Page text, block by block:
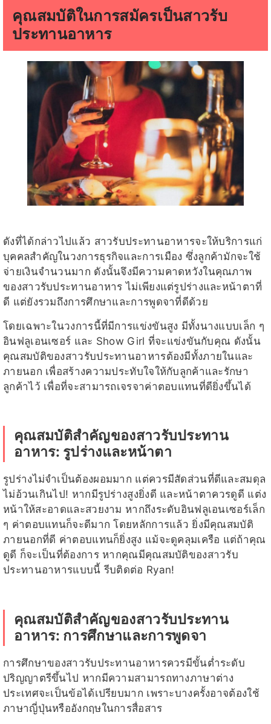
คุณสมบัติในการสมัครเป็นสาวรับ
ประทานอาหาร
ดังที่ได้กล่าวไปแล้ว สาวรับประทานอาหารจะให้บริการแก่
บุคคลสำคัญในวงการธุรกิจและการเมือง ซึ่งลูกค้ามักจะใช้
จ่ายเงินจำนวนมาก ดังนั้นจึงมีความคาดหวังในคุณภาพ
ของสาวรับประทานอาหาร ไม่เพียงแต่รูปร่างและหน้าตาที่
ดี แต่ยังรวมถึงการศึกษาและการพูดจาที่ดีด้วย
โดยเฉพาะในวงการนี้ที่มีการแข่งขันสูง มีทั้งนางแบบเล็ก ๆ
อินฟลูเอนเซอร์ และ Show Girl ที่จะแข่งขันกับคุณ ดังนั้น
คุณสมบัติของสาวรับประทานอาหารต้องมีทั้งภายในและ
ภายนอก เพื่อสร้างความประทับใจให้กับลูกค้าและรักษา
ลูกค้าไว้ เพื่อที่จะสามารถเจรจาค่าตอบแทนที่ดียิ่งขึ้นได้
คุณสมบัติสำคัญของสาวรับประทาน
อาหาร: รูปร่างและหน้าตา
รูปร่างไม่จำเป็นต้องผอมมาก แต่ควรมีสัดส่วนที่ดีและสมดุล
ไม่อ้วนเกินไป! หากมีรูปร่างสูงยิ่งดี และหน้าตาควรดูดี แต่ง
หน้าให้สะอาดและสวยงาม หากถึงระดับอินฟลูเอนเซอร์เล็ก
ๆ ค่าตอบแทนก็จะดีมาก โดยหลักการแล้ว ยิ่งมีคุณสมบัติ
ภายนอกที่ดี ค่าตอบแทนก็ยิ่งสูง แม้จะดูคลุมเครือ แต่ถ้าคุณ
ดูดี ก็จะเป็นที่ต้องการ หากคุณมีคุณสมบัติของสาวรับ
ประทานอาหารแบบนี้ รีบติดต่อ Ryan!
คุณสมบัติสำคัญของสาวรับประทาน
อาหาร: การศึกษาและการพูดจา
การศึกษาของสาวรับประทานอาหารควรมีขั้นต่ำระดับ
ปริญญาตรีขึ้นไป หากมีความสามารถทางภาษาต่าง
ประเทศจะเป็นข้อได้เปรียบมาก เพราะบางครั้งอาจต้องใช้
ภาษาญี่ปุ่นหรืออังกฤษในการสื่อสาร